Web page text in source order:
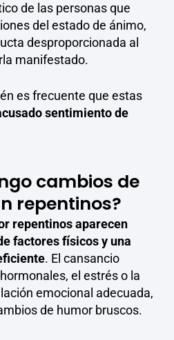
de las personas que
del estado de ánimo,
desproporcionada al
manifestado.
es frecuente que estas
sentimiento de
cambios de
repentinos?
repentinos aparecen
factores físicos y una
. El cansancio
el estrés o la
emocional adecuada,
de humor bruscos.